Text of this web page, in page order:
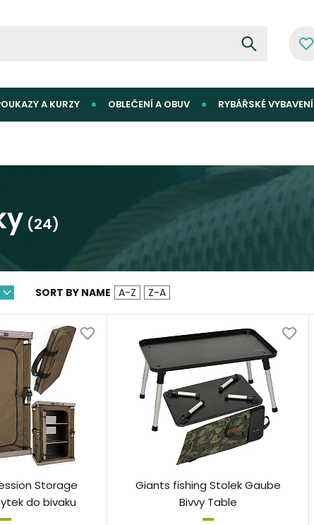
A KURZY OBLEČENÍ A OBUV RYBÁŘSKÉ VYBAVENÍ
(24)
SORT BY NAME A-Z Z-A
Storage
do bivaku
Giants fishing Stolek Gaube
Bivvy Table